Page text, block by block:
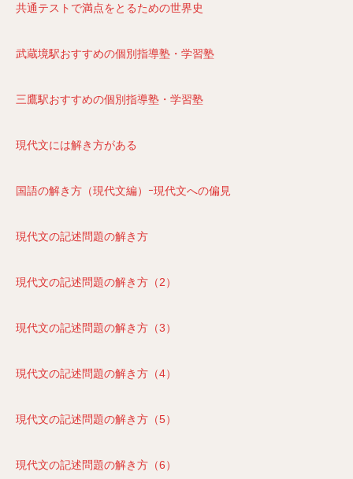
共通テストで満点をとるための世界史
武蔵境駅おすすめの個別指導塾・学習塾
三鷹駅おすすめの個別指導塾・学習塾
現代文には解き方がある
国語の解き方（現代文編）ｰ現代文への偏見
現代文の記述問題の解き方
現代文の記述問題の解き方（2）
現代文の記述問題の解き方（3）
現代文の記述問題の解き方（4）
現代文の記述問題の解き方（5）
現代文の記述問題の解き方（6）